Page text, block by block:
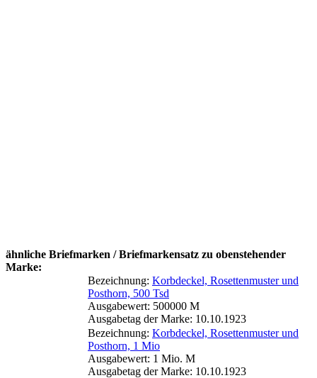
ähnliche Briefmarken / Briefmarkensatz zu obenstehender
Marke:
Bezeichnung: Korbdeckel, Rosettenmuster und
Posthorn, 500 Tsd
Ausgabewert: 500000 M
Ausgabetag der Marke: 10.10.1923
Bezeichnung: Korbdeckel, Rosettenmuster und
Posthorn, 1 Mio
Ausgabewert: 1 Mio. M
Ausgabetag der Marke: 10.10.1923